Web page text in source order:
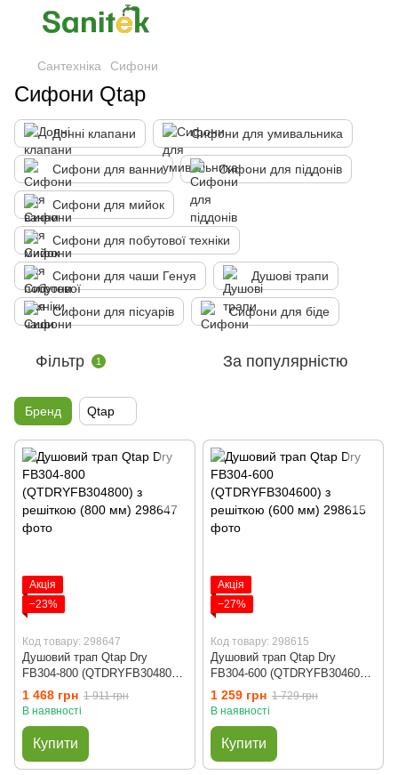
Сантехніка Сифони
Сифони Qtap
Донні клапани Сифони для умивальника
Сифони для ванни Сифони для піддонів
Сифони для мийок
Сифони для побутової техніки
Сифони для чаши Генуя Душові трапи
Сифони для пісуарів Сифони для біде
Фільтр 1 За популярністю
Бренд Qtap
Акція
−23%
Код товару: 298647
Душовий трап Qtap Dry
FB304-800 (QTDRYFB304800)
з решіткою (800 мм)
1 468 грн 1 911 грн
В наявності
Купити
Акція
−27%
Код товару: 298615
Душовий трап Qtap Dry
FB304-600 (QTDRYFB304600)
з решіткою (600 мм)
1 259 грн 1 729 грн
В наявності
Купити